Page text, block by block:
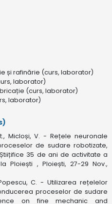
și rafinărie (curs, laborator)
laborator)
(curs, laborator)
laborator)
Micloși, V. - Rețele neuronale
de sudare robotizate,
35 de ani de activitate a
Ploiești , Ploiești, 27-29 Nov.,
C. - Utilizarea rețelelor
proceselor de sudare
on fine mechanic and